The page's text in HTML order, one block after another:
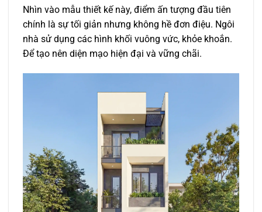
Nhìn vào mẫu thiết kế này, điểm ấn tượng đầu tiên
chính là sự tối giản nhưng không hề đơn điệu. Ngôi
nhà sử dụng các hình khối vuông vức, khỏe khoắn.
Để tạo nên diện mạo hiện đại và vững chãi.